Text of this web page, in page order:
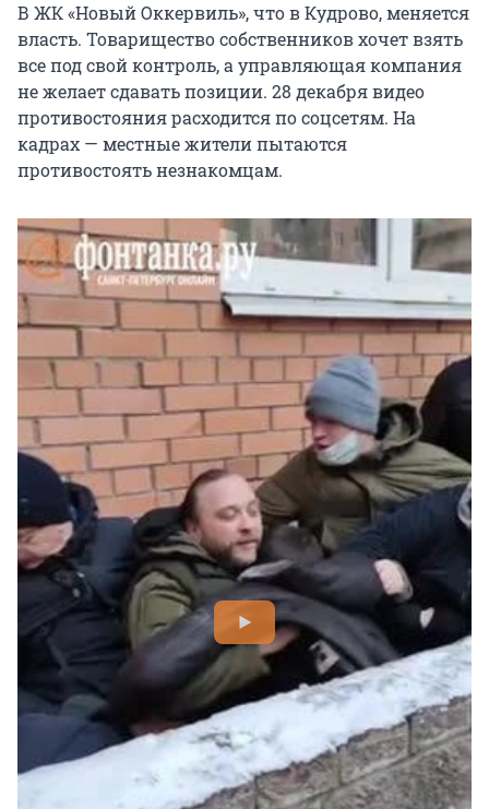
В ЖК «Новый Оккервиль», что в Кудрово, меняется
власть. Товарищество собственников хочет взять
все под свой контроль, а управляющая компания
не желает сдавать позиции. 28 декабря видео
противостояния расходится по соцсетям. На
кадрах — местные жители пытаются
противостоять незнакомцам.